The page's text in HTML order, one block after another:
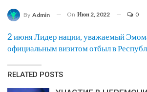
By Admin On Июн 2, 2022 0
2 июня Лидер нации, уважаемый
официальным визитом отбыл в
RELATED POSTS